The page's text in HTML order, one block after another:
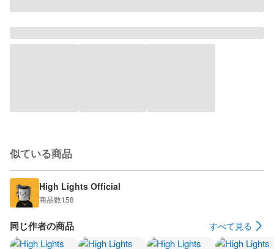
似ている商品
High Lights Official
商品数158
同じ作者の商品 すべて見る